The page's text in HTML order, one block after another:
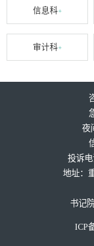
信息科+
审计科+
夜
投诉电
地址：
书记
ICP